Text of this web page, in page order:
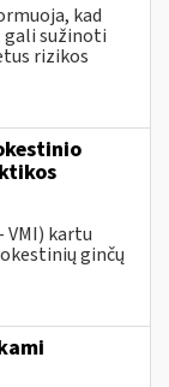
kad
sužinoti
rizikos
VMI) kartu
ginčų